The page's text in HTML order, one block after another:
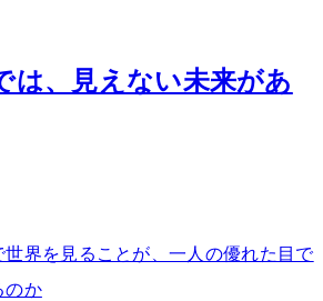
は、見えない未来があ
世界を見ることが、一人の優れた目で
のか